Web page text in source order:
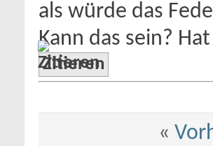
als würde das
Kann das sein?
Zitieren
«